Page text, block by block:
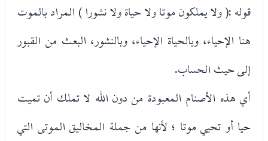
قوله :( ولا يملكون موتا ولا حياة ولا نشورا ) المراد بالموت
هنا الإحياء، وبالحياة الإحياء، وبالنشور، البعث من القبور
إلى حيث الحساب.
أي هذه الأصنام المعبودة من دون الله لا تملك أن تميت
حيا أو تحيي موتا ؛ لأنها من جملة المخاليق الموتى التي